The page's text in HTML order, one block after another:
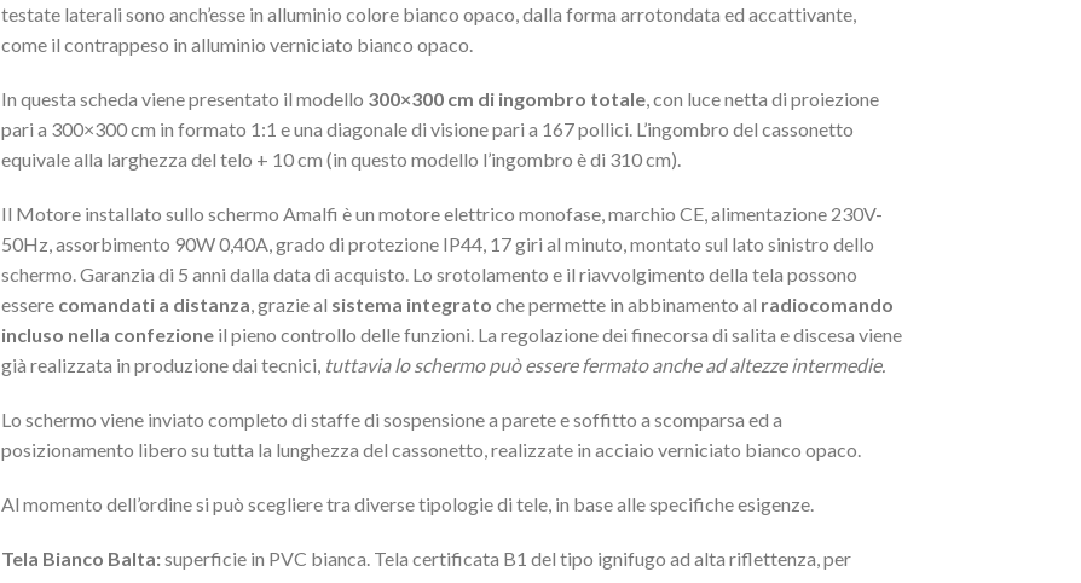
testate laterali sono anch’esse in alluminio colore bianco opaco, dalla forma arrotondata ed accattivante,
come il contrappeso in alluminio verniciato bianco opaco.
In questa scheda viene presentato il modello 300×300 cm di ingombro totale, con luce netta di proiezione
pari a 300×300 cm in formato 1:1 e una diagonale di visione pari a 167 pollici. L’ingombro del cassonetto
equivale alla larghezza del telo + 10 cm (in questo modello l’ingombro è di 310 cm).
Il Motore installato sullo schermo Amalfi è un motore elettrico monofase, marchio CE, alimentazione 230V-
50Hz, assorbimento 90W 0,40A, grado di protezione IP44, 17 giri al minuto, montato sul lato sinistro dello
schermo. Garanzia di 5 anni dalla data di acquisto. Lo srotolamento e il riavvolgimento della tela possono
essere comandati a distanza, grazie al sistema integrato che permette in abbinamento al radiocomando
incluso nella confezioneil pieno controllo delle funzioni. La regolazione dei finecorsa di salita e discesa viene
già realizzata in produzione dai tecnici, tuttavia lo schermo può essere fermato anche ad altezze intermedie.
Lo schermo viene inviato completo di staffe di sospensione a parete e soffitto a scomparsa ed a
posizionamento libero su tutta la lunghezza del cassonetto, realizzate in acciaio verniciato bianco opaco.
Al momento dell’ordine si può scegliere tra diverse tipologie di tele, in base alle specifiche esigenze.
Tela Bianco Balta:superficie in PVC bianca. Tela certificata B1 del tipo ignifugo ad alta riflettenza, per